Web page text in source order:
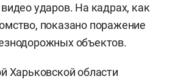
ударов. На кадрах, как
показано поражение
объектов.
Харьковской области